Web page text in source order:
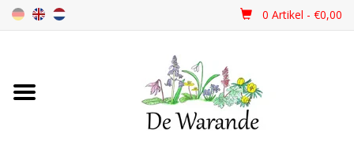
0 Artikel - €0,00
Startseite